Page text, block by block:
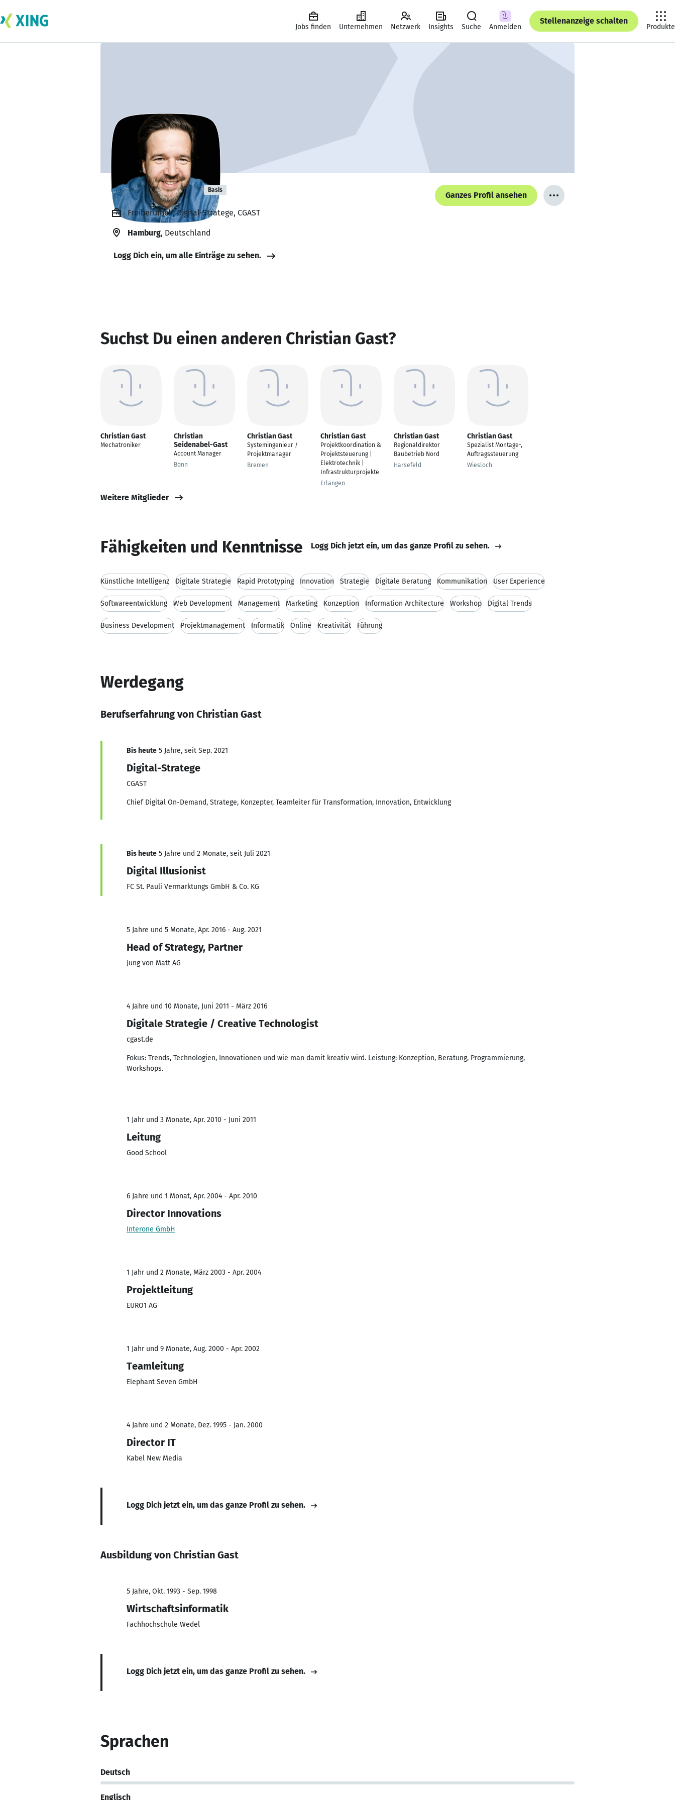
Jobs finden Unternehmen Netzwerk Insights Suche Anmelden
Stellenanzeige schalten
Produkte
Christian Gast Basis
Ganzes Profil ansehen
Freiberuflich, Digital-Stratege, CGAST
Hamburg, Deutschland
Logg Dich ein, um alle Einträge zu sehen.
Suchst Du einen anderen Christian Gast?
Christian Gast
Mechatroniker
Christian
Seidenabel-Gast
Account Manager
Bonn
Christian Gast
Systemingenieur /
Projektmanager
Bremen
Christian Gast
Projektkoordination &
Projektsteuerung |
Elektrotechnik |
Infrastrukturprojekte
Erlangen
Christian Gast
Regionaldirektor
Baubetrieb Nord
Harsefeld
Christian Gast
Spezialist Montage-,
Auftragssteuerung
Wiesloch
Weitere Mitglieder
Fähigkeiten und Kenntnisse Logg Dich jetzt ein, um das ganze Profil zu sehen.
Künstliche Intelligenz Digitale Strategie Rapid Prototyping Innovation Strategie Digitale Beratung Kommunikation User Experience
Softwareentwicklung Web Development Management Marketing Konzeption Information Architecture Workshop Digital Trends
Business Development Projektmanagement Informatik Online Kreativität Führung
Werdegang
Berufserfahrung von Christian Gast
Bis heute 5 Jahre, seit Sep. 2021
Digital-Stratege
CGAST
Chief Digital On-Demand, Stratege, Konzepter, Teamleiter für Transformation, Innovation, Entwicklung
Bis heute 5 Jahre und 2 Monate, seit Juli 2021
Digital Illusionist
FC St. Pauli Vermarktungs GmbH & Co. KG
5 Jahre und 5 Monate, Apr. 2016 - Aug. 2021
Head of Strategy, Partner
Jung von Matt AG
4 Jahre und 10 Monate, Juni 2011 - März 2016
Digitale Strategie / Creative Technologist
cgast.de
Fokus: Trends, Technologien, Innovationen und wie man damit kreativ wird. Leistung: Konzeption, Beratung, Programmierung,
Workshops.
1 Jahr und 3 Monate, Apr. 2010 - Juni 2011
Leitung
Good School
6 Jahre und 1 Monat, Apr. 2004 - Apr. 2010
Director Innovations
Interone GmbH
1 Jahr und 2 Monate, März 2003 - Apr. 2004
Projektleitung
EURO1 AG
1 Jahr und 9 Monate, Aug. 2000 - Apr. 2002
Teamleitung
Elephant Seven GmbH
4 Jahre und 2 Monate, Dez. 1995 - Jan. 2000
Director IT
Kabel New Media
Logg Dich jetzt ein, um das ganze Profil zu sehen.
Ausbildung von Christian Gast
5 Jahre, Okt. 1993 - Sep. 1998
Wirtschaftsinformatik
Fachhochschule Wedel
Logg Dich jetzt ein, um das ganze Profil zu sehen.
Sprachen
Deutsch
Englisch